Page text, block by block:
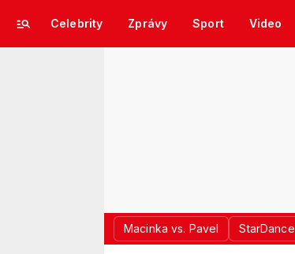
Celebrity Zprávy Sport Video
Macinka vs. Pavel StarDance